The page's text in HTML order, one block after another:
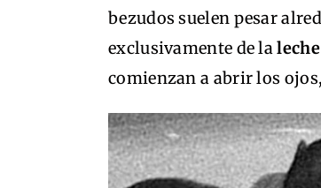
bezudos suelen pesar
exclusivamente de la
comienzan a abrir los